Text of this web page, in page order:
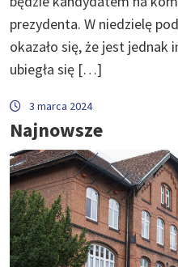
prezydenta. W niedzielę
okazało się, że jest jednak
ubiegła się […]
3 marca 2024
Najnowsze